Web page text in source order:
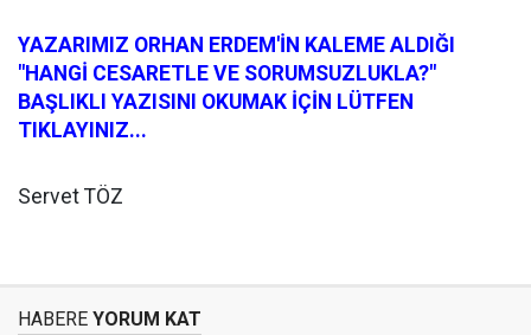
YAZARIMIZ ORHAN ERDEM'İN KALEME ALDIĞI
"HANGİ CESARETLE VE SORUMSUZLUKLA?"
BAŞLIKLI YAZISINI OKUMAK İÇİN LÜTFEN
TIKLAYINIZ...
Servet TÖZ
HABERE YORUM KAT